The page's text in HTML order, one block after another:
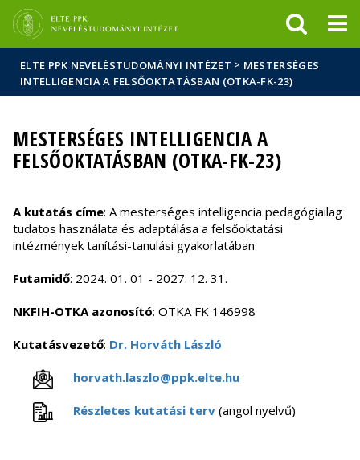
sajtóban
ELTE PPK NEVELÉSTUDOMÁNYI INTÉZET > MESTERSÉGES
INTELLIGENCIA A FELSŐOKTATÁSBAN (OTKA-FK-23)
MESTERSÉGES INTELLIGENCIA A
FELSŐOKTATÁSBAN (OTKA-FK-23)
A kutatás címe: A mesterséges intelligencia pedagógiailag
tudatos használata és adaptálása a felsőoktatási
intézmények tanítási-tanulási gyakorlatában
Futamidő: 2024. 01. 01 - 2027. 12. 31.
NKFIH-OTKA azonosító: OTKA FK 146998
Kutatásvezető: Dr. Horváth László
horvath.laszlo@ppk.elte.hu
Részletes kutatási terv (angol nyelvű)